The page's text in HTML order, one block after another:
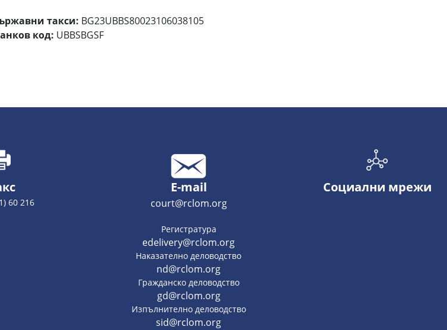
такси: BG23UBBS80023106038105
код: UBBSBGSF
60 216
E-mail
court@rclom.org
Регистратура
edelivery@rclom.org
Наказателно деловодство
nd@rclom.org
Гражданско деловодство
gd@rclom.org
Изпълнително деловодство
sid@rclom.org
Социални мрежи